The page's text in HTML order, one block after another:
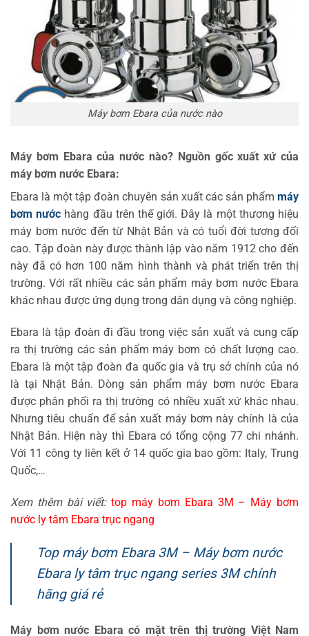
Máy bơm Ebara của nước nào
Máy bơm Ebara của nước nào? Nguồn gốc xuất xứ của
máy bơm nước Ebara:
Ebara là một tập đoàn chuyên sản xuất các sản phẩm máy
bơm nước hàng đầu trên thế giới. Đây là một thương hiệu
máy bơm nước đến từ Nhật Bản và có tuổi đời tương đối
cao. Tập đoàn này được thành lập vào năm 1912 cho đến
này đã có hơn 100 năm hình thành và phát triển trên thị
trường. Với rất nhiều các sản phẩm máy bơm nước Ebara
khác nhau được ứng dụng trong dân dụng và công nghiệp.
Ebara là tập đoàn đi đầu trong việc sản xuất và cung cấp
ra thị trường các sản phẩm máy bơm có chất lượng cao.
Ebara là một tập đoàn đa quốc gia và trụ sở chính của nó
là tại Nhật Bản. Dòng sản phẩm máy bơm nước Ebara
được phân phối ra thị trường có nhiều xuất xứ khác nhau.
Nhưng tiêu chuẩn để sản xuất máy bơm này chính là của
Nhật Bản. Hiện này thì Ebara có tổng cộng 77 chi nhánh.
Với 11 công ty liên kết ở 14 quốc gia bao gồm: Italy, Trung
Quốc,…
Xem thêm bài viết: top máy bơm Ebara 3M – Máy bơm
nước ly tâm Ebara trục ngang
Top máy bơm Ebara 3M – Máy bơm nước
Ebara ly tâm trục ngang series 3M chính
hãng giá rẻ
Máy bơm nước Ebara có mặt trên thị trường Việt Nam